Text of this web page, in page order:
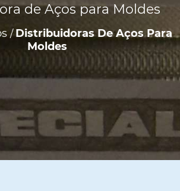
/ Distribuidoras De Aços Para
Moldes
de Aços para Moldes